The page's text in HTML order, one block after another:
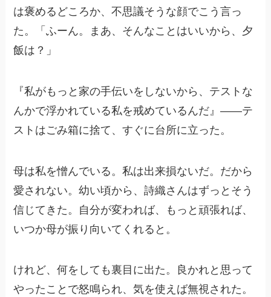
は褒めるどころか、不思議そうな顔でこう言っ
た。「ふーん。まあ、そんなことはいいから、夕
飯は？」
『私がもっと家の手伝いをしないから、テストな
んかで浮かれている私を戒めているんだ』――テ
ストはごみ箱に捨て、すぐに台所に立った。
母は私を憎んでいる。私は出来損ないだ。だから
愛されない。幼い頃から、詩織さんはずっとそう
信じてきた。自分が変われば、もっと頑張れば、
いつか母が振り向いてくれると。
けれど、何をしても裏目に出た。良かれと思って
やったことで怒鳴られ、気を使えば無視された。